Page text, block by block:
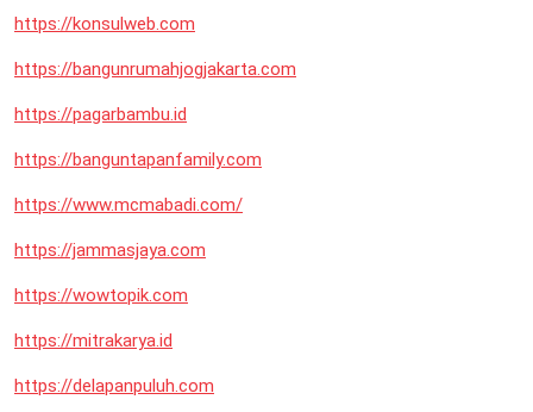
https://konsulweb.com
https://bangunrumahjogjakarta.com
https://pagarbambu.id
https://banguntapanfamily.com
https://www.mcmabadi.com/
https://jammasjaya.com
https://wowtopik.com
https://mitrakarya.id
https://delapanpuluh.com